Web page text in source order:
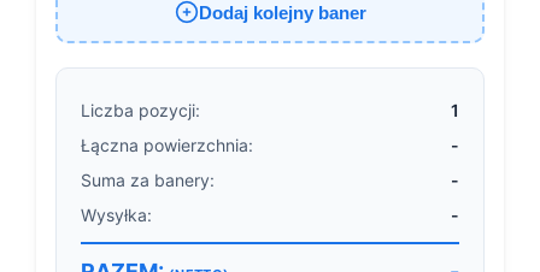
Dodaj kolejny baner
Liczba pozycji:
1
Łączna powierzchnia:
-
Suma za banery:
-
Wysyłka:
-